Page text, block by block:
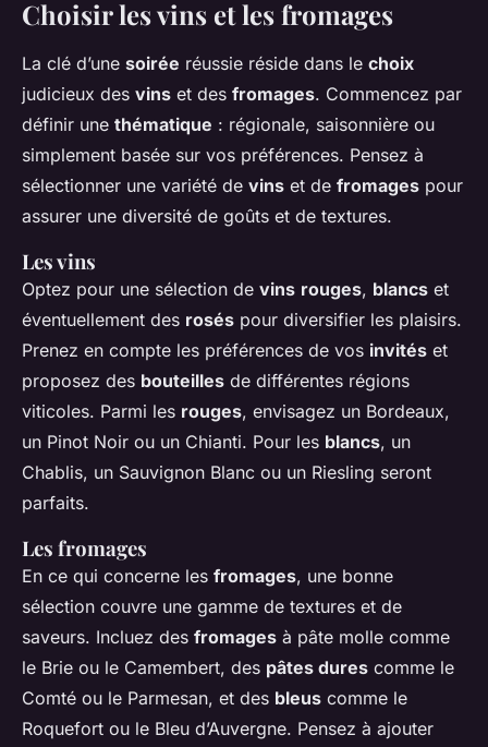
Choisir les vins et les fromages
La clé d’une soirée réussie réside dans le choix
judicieux des vins et des fromages. Commencez par
définir une thématique : régionale, saisonnière ou
simplement basée sur vos préférences. Pensez à
sélectionner une variété de vins et de fromages pour
assurer une diversité de goûts et de textures.
Les vins
Optez pour une sélection de vins rouges, blancs et
éventuellement des rosés pour diversifier les plaisirs.
Prenez en compte les préférences de vos invités et
proposez des bouteilles de différentes régions
viticoles. Parmi les rouges, envisagez un Bordeaux,
un Pinot Noir ou un Chianti. Pour les blancs, un
Chablis, un Sauvignon Blanc ou un Riesling seront
parfaits.
Les fromages
En ce qui concerne les fromages, une bonne
sélection couvre une gamme de textures et de
saveurs. Incluez des fromages à pâte molle comme
le Brie ou le Camembert, des pâtes dures comme le
Comté ou le Parmesan, et des bleus comme le
Roquefort ou le Bleu d’Auvergne. Pensez à ajouter